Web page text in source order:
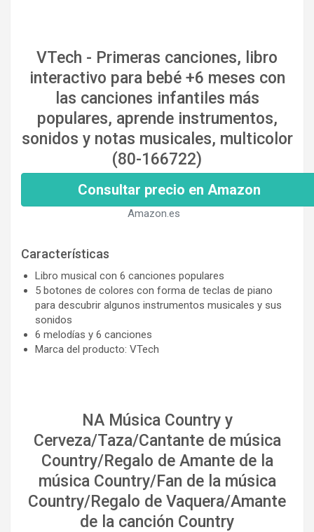
VTech - Primeras canciones, libro
interactivo para bebé +6 meses con
las canciones infantiles más
populares, aprende instrumentos,
sonidos y notas musicales, multicolor
(80-166722)
Consultar precio en Amazon
Amazon.es
Características
Libro musical con 6 canciones populares
5 botones de colores con forma de teclas de piano
para descubrir algunos instrumentos musicales y sus
sonidos
6 melodías y 6 canciones
Marca del producto: VTech
NA Música Country y
Cerveza/Taza/Cantante de música
Country/Regalo de Amante de la
música Country/Fan de la música
Country/Regalo de Vaquera/Amante
de la canción Country